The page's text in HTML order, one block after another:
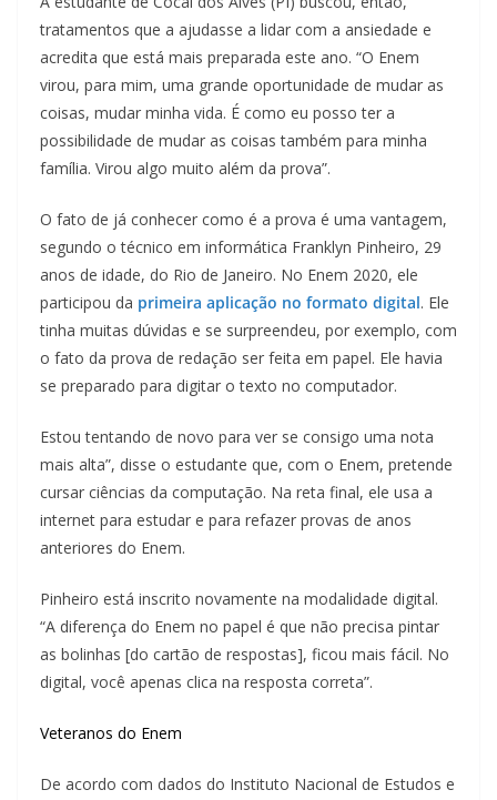
tratamentos que a ajudasse a lidar com a ansiedade e
acredita que está mais preparada este ano. “O Enem
virou, para mim, uma grande oportunidade de mudar as
coisas, mudar minha vida. É como eu posso ter a
possibilidade de mudar as coisas também para minha
família. Virou algo muito além da prova”.
O fato de já conhecer como é a prova é uma vantagem,
segundo o técnico em informática Franklyn Pinheiro, 29
anos de idade, do Rio de Janeiro. No Enem 2020, ele
participou da primeira aplicação no formato digital. Ele
tinha muitas dúvidas e se surpreendeu, por exemplo, com
o fato da prova de redação ser feita em papel. Ele havia
se preparado para digitar o texto no computador.
Estou tentando de novo para ver se consigo uma nota
mais alta”, disse o estudante que, com o Enem, pretende
cursar ciências da computação. Na reta final, ele usa a
internet para estudar e para refazer provas de anos
anteriores do Enem.
Pinheiro está inscrito novamente na modalidade digital.
“A diferença do Enem no papel é que não precisa pintar
as bolinhas [do cartão de respostas], ficou mais fácil. No
digital, você apenas clica na resposta correta”.
Veteranos do Enem
De acordo com dados do Instituto Nacional de Estudos e